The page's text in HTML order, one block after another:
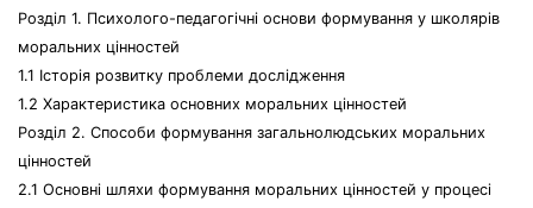
Розділ 1. Психолого-педагогічні основи формування у школярів
моральних цінностей
1.1 Історія розвитку проблеми дослідження
1.2 Характеристика основних моральних цінностей
Розділ 2. Способи формування загальнолюдських моральних
цінностей
2.1 Основні шляхи формування моральних цінностей у процесі